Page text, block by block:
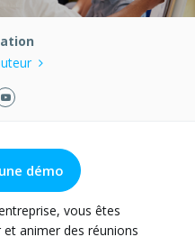
démo
vous êtes
animer des réunions